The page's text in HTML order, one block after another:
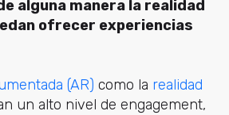
alguna manera la realidad
ofrecer experiencias
(AR) como la realidad
un alto nivel de engagement,